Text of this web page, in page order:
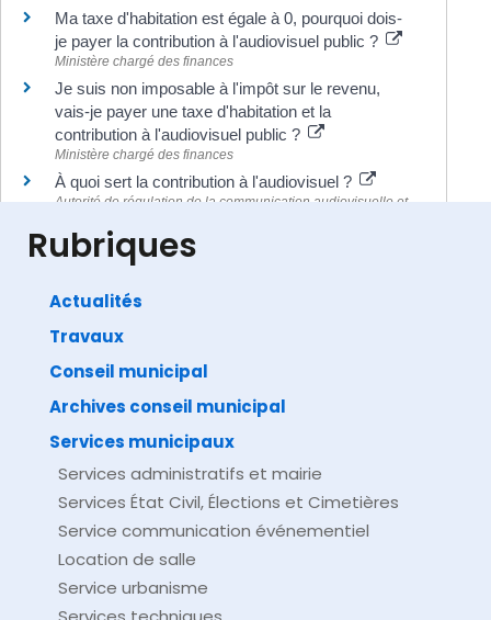
Ma taxe d'habitation est égale à 0, pourquoi dois-
je payer la contribution à l'audiovisuel public ?
Ministère chargé des finances
Je suis non imposable à l'impôt sur le revenu,
vais-je payer une taxe d'habitation et la
contribution à l'audiovisuel public ?
Ministère chargé des finances
À quoi sert la contribution à l'audiovisuel ?
Autorité de régulation de la communication audiovisuelle et
Direction de l'information légale et administrative
Rubriques
Actualités
Travaux
Conseil municipal
Archives conseil municipal
Services municipaux
Services administratifs et mairie
Services État Civil, Élections et Cimetières
Service communication événementiel
Location de salle
Service urbanisme